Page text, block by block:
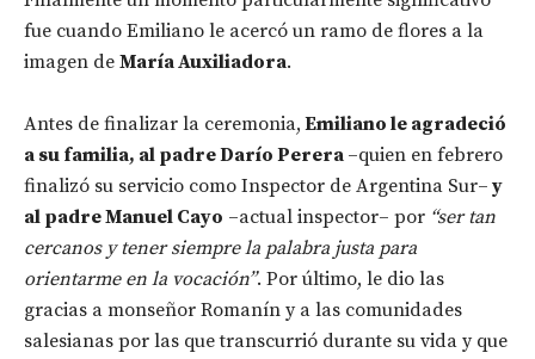
fue cuando Emiliano le acercó un ramo de flores a la
imagen de María Auxiliadora.
Antes de finalizar la ceremonia, Emiliano le agradeció
a su familia, al padre Darío Perera –quien en febrero
finalizó su servicio como Inspector de Argentina Sur– y
al padre Manuel Cayo –actual inspector– por “ser tan
cercanos y tener siempre la palabra justa para
orientarme en la vocación”. Por último, le dio las
gracias a monseñor Romanín y a las comunidades
salesianas por las que transcurrió durante su vida y que